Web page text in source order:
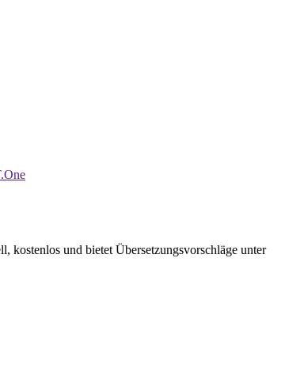
kostenlos und bietet Übersetzungsvorschläge unter